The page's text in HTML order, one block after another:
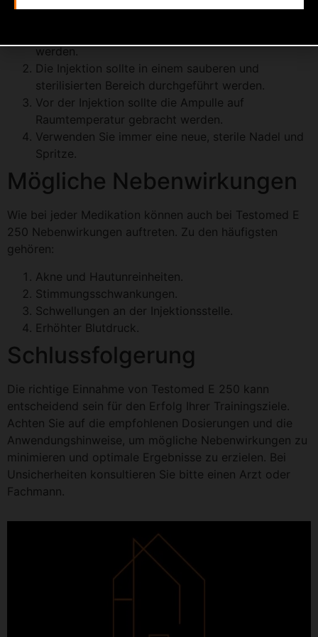
folgende Punkte beachtet werden:
werden.
Die Injektion sollte in einem sauberen und
sterilisierten Bereich durchgeführt werden.
Vor der Injektion sollte die Ampulle auf
Raumtemperatur gebracht werden.
Verwenden Sie immer eine neue, sterile Nadel und
Spritze.
Mögliche Nebenwirkungen
Wie bei jeder Medikation können auch bei Testomed E
250 Nebenwirkungen auftreten. Zu den häufigsten
gehören:
Akne und Hautunreinheiten.
Stimmungsschwankungen.
Schwellungen an der Injektionsstelle.
Erhöhter Blutdruck.
Schlussfolgerung
Die richtige Einnahme von Testomed E 250 kann
entscheidend sein für den Erfolg Ihrer Trainingsziele.
Achten Sie auf die empfohlenen Dosierungen und die
Anwendungshinweise, um mögliche Nebenwirkungen zu
minimieren und optimale Ergebnisse zu erzielen. Bei
Unsicherheiten konsultieren Sie bitte einen Arzt oder
Fachmann.